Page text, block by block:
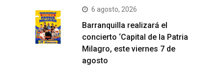
6 agosto, 2026
Barranquilla realizará el
concierto ‘Capital de la Patria
Milagro, este viernes 7 de
agosto